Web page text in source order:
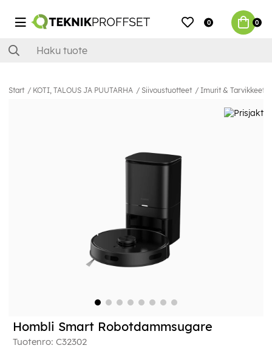
0 0
Start KOTI, TALOUS JA PUUTARHA Siivoustuotteet Imurit & Tarvikkeet
Hombli Smart Robotdammsugare
Tuotenro: C32302